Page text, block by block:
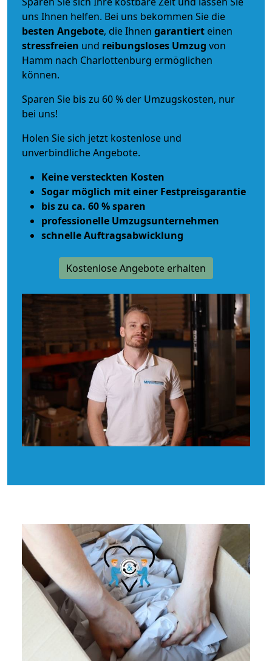
uns Ihnen helfen. Bei uns bekommen Sie die
besten Angebote, die Ihnen garantiert einen
stressfreien und reibungsloses Umzug von
Hamm nach Charlottenburg ermöglichen
können.
Sparen Sie bis zu 60 % der Umzugskosten, nur
bei uns!
Holen Sie sich jetzt kostenlose und
unverbindliche Angebote.
Keine versteckten Kosten
Sogar möglich mit einer Festpreisgarantie
bis zu ca. 60 % sparen
professionelle Umzugsunternehmen
schnelle Auftragsabwicklung
Kostenlose Angebote erhalten